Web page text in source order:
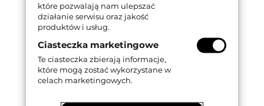
które pozwalają nam ulepszać
działanie serwisu oraz jakość
produktów i usług.
Ciasteczka marketingowe
Te ciasteczka zbierają informacje,
które mogą zostać wykorzystane w
celach marketingowych.